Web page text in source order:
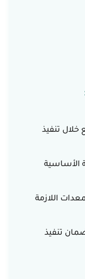
خلال تنفيذ
الأساسية
اللازمة
تنفيذ